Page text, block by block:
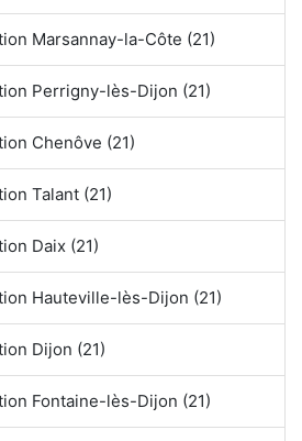
Marsannay-la-Côte (21)
Perrigny-lès-Dijon (21)
Chenôve (21)
Talant (21)
Daix (21)
Hauteville-lès-Dijon (21)
Dijon (21)
Fontaine-lès-Dijon (21)